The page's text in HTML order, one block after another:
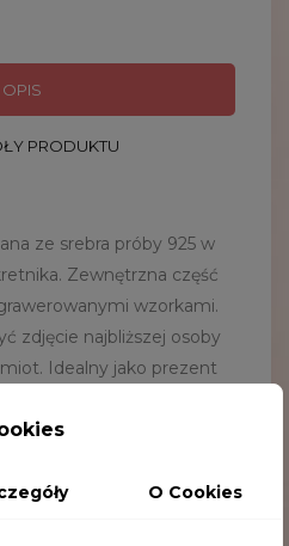
OPIS
PRODUKTU
ze srebra próby 925 w
Zewnętrzna część
wzorkami.
zdjęcie najbliższej osoby
Idealny jako prezent
pakowana jest w
3.0x 6.0 cm
(szer. x wys.)
O Cookies